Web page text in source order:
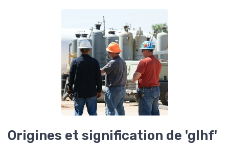
Origines et signification de 'glhf'